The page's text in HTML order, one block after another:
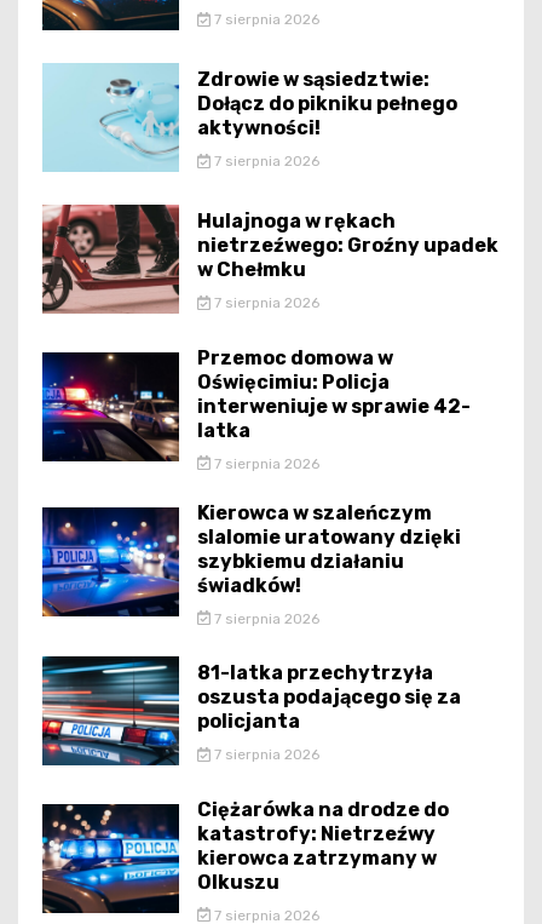
7 sierpnia 2026
Zdrowie w sąsiedztwie:
Dołącz do pikniku pełnego
aktywności!
7 sierpnia 2026
Hulajnoga w rękach
nietrzeźwego: Groźny upadek
w Chełmku
7 sierpnia 2026
Przemoc domowa w
Oświęcimiu: Policja
interweniuje w sprawie 42-
latka
7 sierpnia 2026
Kierowca w szaleńczym
slalomie uratowany dzięki
szybkiemu działaniu
świadków!
7 sierpnia 2026
81-latka przechytrzyła
oszusta podającego się za
policjanta
7 sierpnia 2026
Ciężarówka na drodze do
katastrofy: Nietrzeźwy
kierowca zatrzymany w
Olkuszu
7 sierpnia 2026